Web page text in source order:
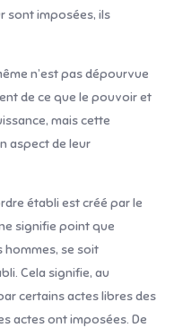
sont imposées, ils
n’est pas dépourvue
de ce que le pouvoir et
mais cette
aspect de leur
établi est créé par le
signifie point que
hommes, se soit
Cela signifie, au
certains actes libres des
actes ont imposées. De